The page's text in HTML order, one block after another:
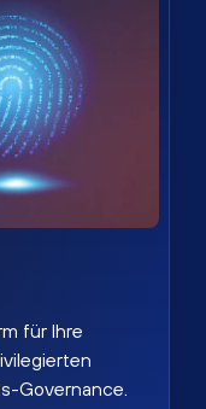
für Ihre
Governance.